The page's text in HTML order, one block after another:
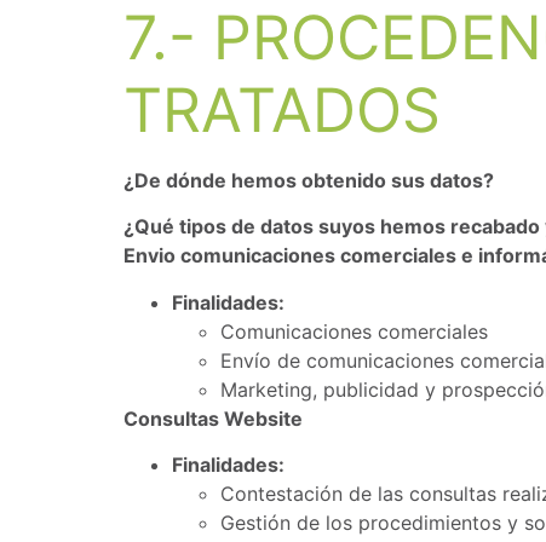
7.-
TRATADOS
¿De dónde hemos obtenido sus datos?
¿Qué tipos de datos suyos hemos
Envio comunicaciones comerciales e
Finalidades:
Comunicaciones comerciales
Envío de comunicaciones
Marketing, publicidad y
Consultas Website
Finalidades:
Contestación de las consultas
Gestión de los procedimientos y